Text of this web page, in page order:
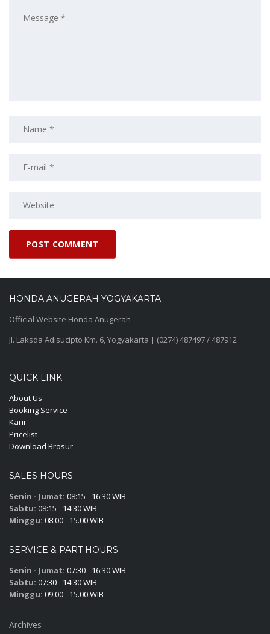
HONDA ANUGERAH YOGYAKARTA
Official Website Honda Anugerah
Jl. Laksda Adisucipto Km. 6, Yogyakarta | (0274) 487497 / 487912
QUICK LINK
About Us
Booking Service
Karir
Pricelist
Download Brosur
SALES HOURS
Senin - Jumat: 08:15 - 16:30 WIB
Sabtu: 08:15 - 14:30 WIB
Minggu: 08.00 - 15.00 WIB
SERVICE & PART HOURS
Senin - Jumat: 07:30 - 16:30 WIB
Sabtu: 07:30 - 14:30 WIB
Minggu: 09.00 - 15.00 WIB
Archives